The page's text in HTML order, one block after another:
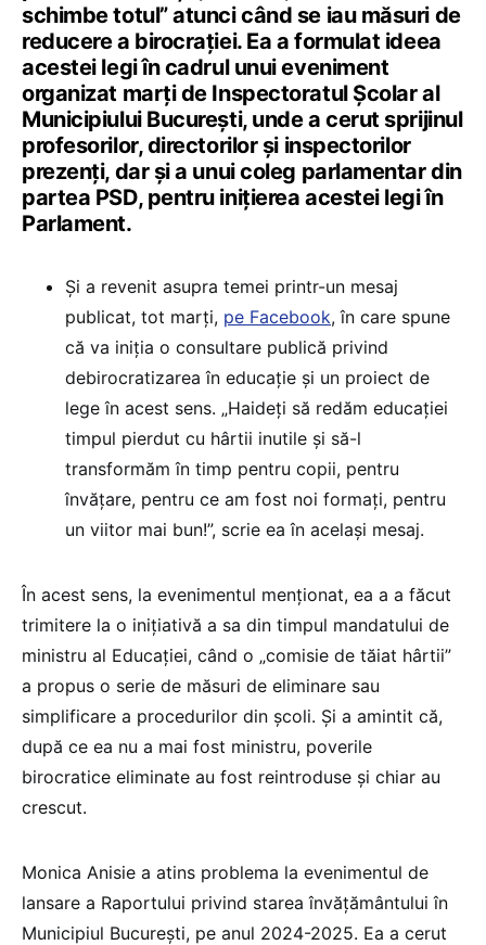
schimbe totul” atunci când se iau măsuri de
reducere a birocrației. Ea a formulat ideea
acestei legi în cadrul unui eveniment
organizat marți de Inspectoratul Școlar al
Municipiului București, unde a cerut sprijinul
profesorilor, directorilor și inspectorilor
prezenți, dar și a unui coleg parlamentar din
partea PSD, pentru inițierea acestei legi în
Parlament.
Și a revenit asupra temei printr-un mesaj
publicat, tot marți, pe Facebook, în care spune
că va iniția o consultare publică privind
debirocratizarea în educație și un proiect de
lege în acest sens. „Haideți să redăm educației
timpul pierdut cu hârtii inutile și să-l
transformăm în timp pentru copii, pentru
învățare, pentru ce am fost noi formați, pentru
un viitor mai bun!”, scrie ea în același mesaj.
În acest sens, la evenimentul menționat, ea a a făcut
trimitere la o inițiativă a sa din timpul mandatului de
ministru al Educației, când o „comisie de tăiat hârtii”
a propus o serie de măsuri de eliminare sau
simplificare a procedurilor din școli. Și a amintit că,
după ce ea nu a mai fost ministru, poverile
birocratice eliminate au fost reintroduse și chiar au
crescut.
Monica Anisie a atins problema la evenimentul de
lansare a Raportului privind starea învățământului în
Municipiul București, pe anul 2024-2025. Ea a cerut